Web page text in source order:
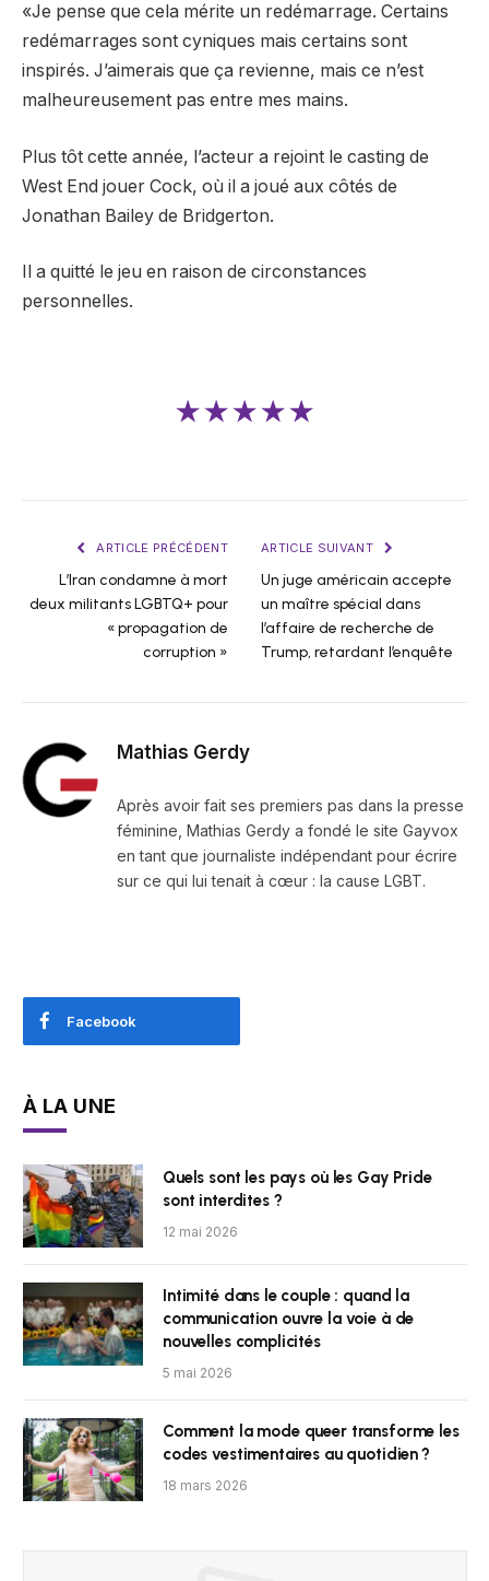
«Je pense que cela mérite un redémarrage. Certains
redémarrages sont cyniques mais certains sont
inspirés. J’aimerais que ça revienne, mais ce n’est
malheureusement pas entre mes mains.
Plus tôt cette année, l’acteur a rejoint le casting de
West End jouer Cock, où il a joué aux côtés de
Jonathan Bailey de Bridgerton.
Il a quitté le jeu en raison de circonstances
personnelles.
★★★★★
ARTICLE PRÉCÉDENT
L’Iran condamne à mort
deux militants LGBTQ+ pour
« propagation de
corruption »
ARTICLE SUIVANT
Un juge américain accepte
un maître spécial dans
l’affaire de recherche de
Trump, retardant l’enquête
Mathias Gerdy
Après avoir fait ses premiers pas dans la presse
féminine, Mathias Gerdy a fondé le site Gayvox
en tant que journaliste indépendant pour écrire
sur ce qui lui tenait à cœur : la cause LGBT.
Facebook
À LA UNE
Quels sont les pays où les Gay Pride
sont interdites ?
12 mai 2026
Intimité dans le couple : quand la
communication ouvre la voie à de
nouvelles complicités
5 mai 2026
Comment la mode queer transforme les
codes vestimentaires au quotidien ?
18 mars 2026